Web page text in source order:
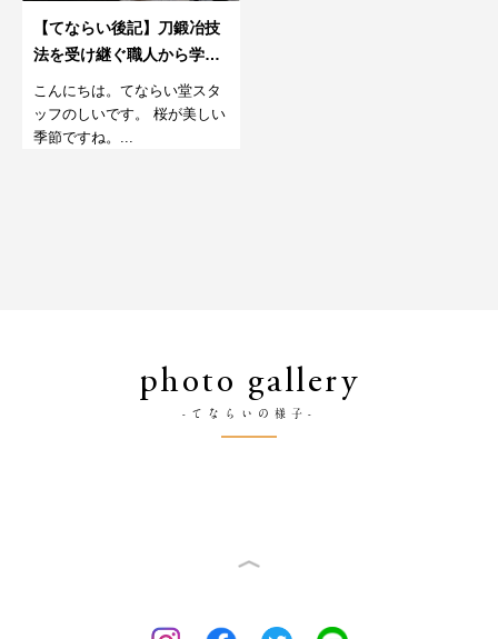
【てならい後記】刀鍛冶技
法を受け継ぐ職人から学
ぶ、包丁作り
こんにちは。てならい堂スタ
ッフのしいです。 桜が美しい
季節ですね。...
photo gallery
-てならいの様子-